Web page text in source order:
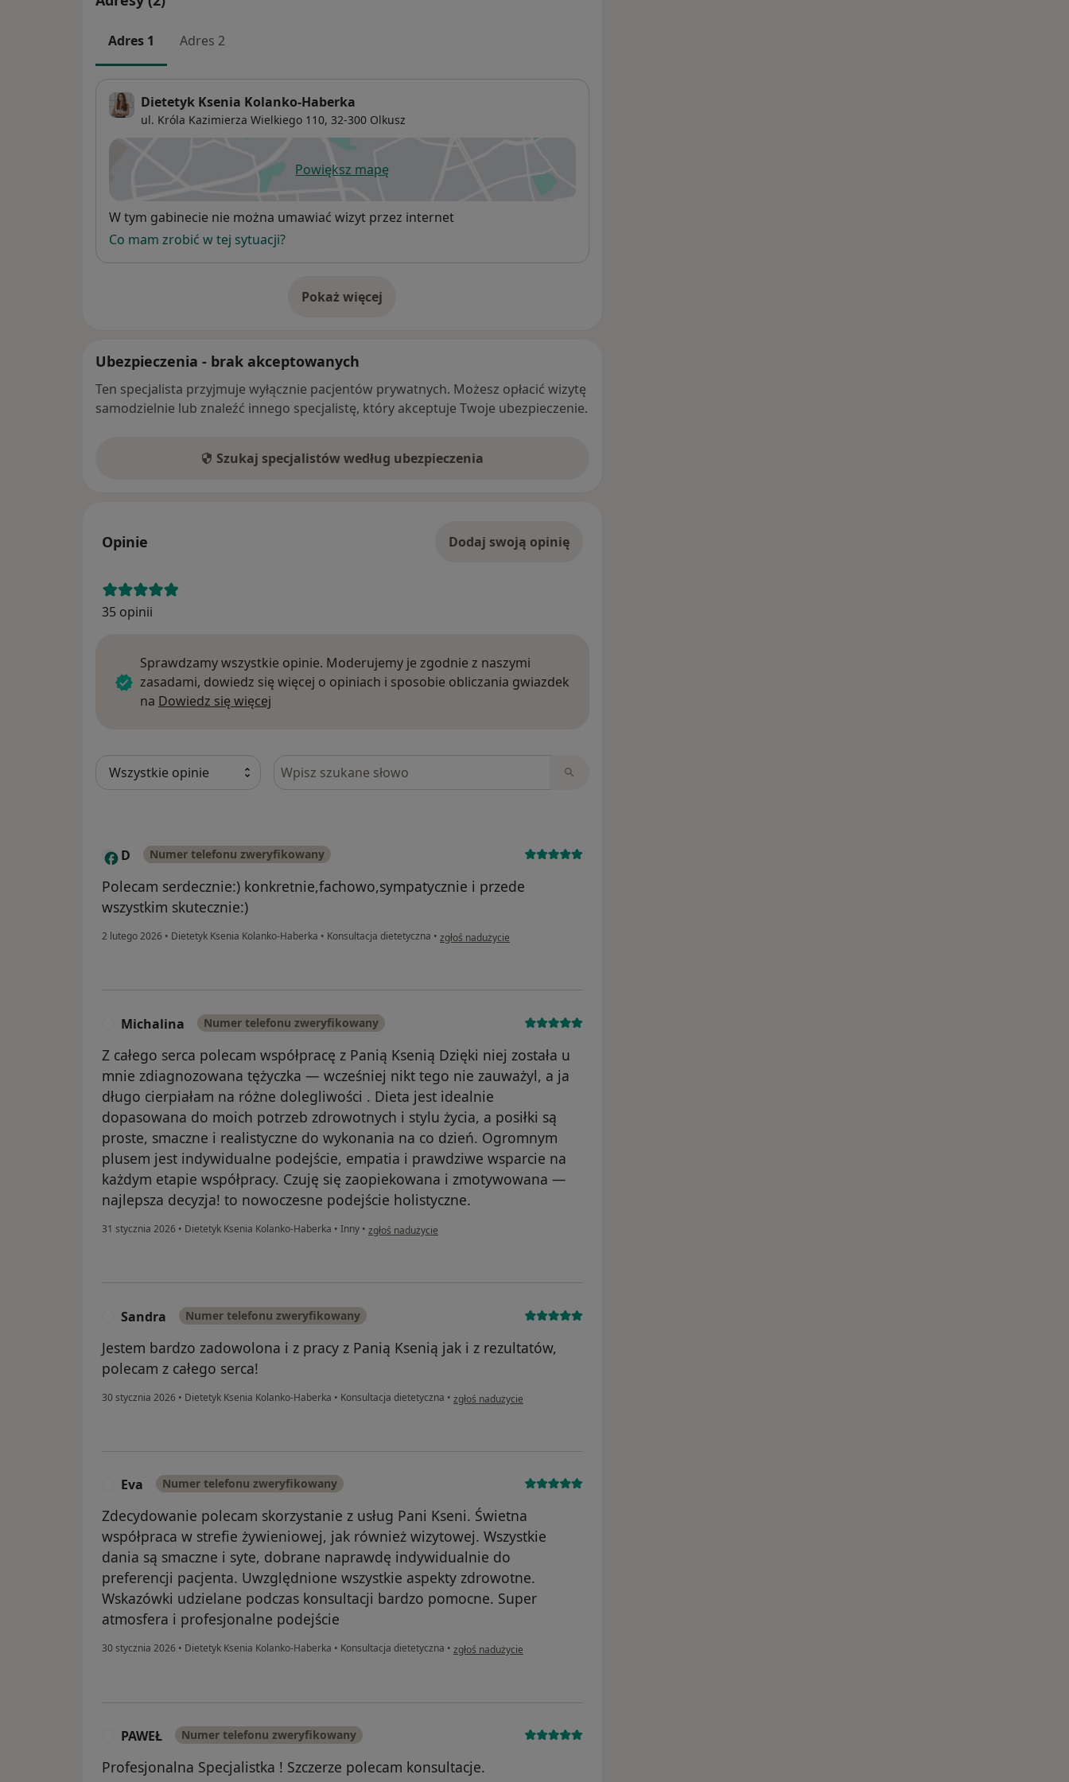
Adres 1 Adres 2
Dietetyk Ksenia Kolanko-Haberka
ul. Króla Kazimierza Wielkiego 110, 32-300 Olkusz
Powiększ mapęotwiera się w nowej karcie
Dostępność
W tym gabinecie nie można umawiać wizyt przez internet
Co mam zrobić w tej sytuacji?
Pokaż więcej
o adresie
Ubezpieczenia - brak akceptowanych
Ten specjalista przyjmuje wyłącznie pacjentów prywatnych. Możesz opłacić wizytę
samodzielnie lub znaleźć innego specjalistę, który akceptuje Twoje ubezpieczenie.
Szukaj specjalistów według ubezpieczenia
Opinie Dodaj swoją opinię
35 opinii
Sprawdzamy wszystkie opinie. Moderujemy je zgodnie z naszymi
zasadami, dowiedz się więcej o opiniach i sposobie obliczania gwiazdek
na Dowiedz się więcej
Szukaj w opiniach
D Numer telefonu zweryfikowany
Polecam serdecznie:) konkretnie,fachowo,sympatycznie i przede
wszystkim skutecznie:)
2 lutego 2026 • Dietetyk Ksenia Kolanko-Haberka • Konsultacja dietetyczna • w opinii użytkownika D
zgłoś nadużycie
Michalina Numer telefonu zweryfikowany
Z całego serca polecam współpracę z Panią Ksenią Dzięki niej została u
mnie zdiagnozowana tężyczka — wcześniej nikt tego nie zauważyl, a ja
długo cierpiałam na różne dolegliwości . Dieta jest idealnie
dopasowana do moich potrzeb zdrowotnych i stylu życia, a posiłki są
proste, smaczne i realistyczne do wykonania na co dzień. Ogromnym
plusem jest indywidualne podejście, empatia i prawdziwe wsparcie na
każdym etapie współpracy. Czuję się zaopiekowana i zmotywowana —
najlepsza decyzja! to nowoczesne podejście holistyczne.
31 stycznia 2026 • Dietetyk Ksenia Kolanko-Haberka • Inny • w opinii użytkownika Michalina
zgłoś nadużycie
Sandra Numer telefonu zweryfikowany
Jestem bardzo zadowolona i z pracy z Panią Ksenią jak i z rezultatów,
polecam z całego serca!
30 stycznia 2026 • Dietetyk Ksenia Kolanko-Haberka • Konsultacja dietetyczna • w opinii użytkownika Sandra
zgłoś nadużycie
Eva Numer telefonu zweryfikowany
Zdecydowanie polecam skorzystanie z usług Pani Kseni. Świetna
współpraca w strefie żywieniowej, jak również wizytowej. Wszystkie
dania są smaczne i syte, dobrane naprawdę indywidualnie do
preferencji pacjenta. Uwzględnione wszystkie aspekty zdrowotne.
Wskazówki udzielane podczas konsultacji bardzo pomocne. Super
atmosfera i profesjonalne podejście
30 stycznia 2026 • Dietetyk Ksenia Kolanko-Haberka • Konsultacja dietetyczna • w opinii użytkownika Eva
zgłoś nadużycie
PAWEŁ Numer telefonu zweryfikowany
Profesjonalna Specjalistka ! Szczerze polecam konsultacje.